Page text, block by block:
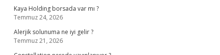
Kaya Holding borsada var mı ?
Temmuz 24, 2026
Alerjik solunuma ne iyi gelir ?
Temmuz 21, 2026